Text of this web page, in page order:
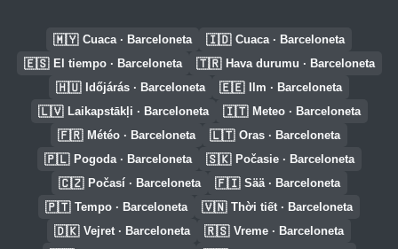
🇲🇾 Cuaca · Barceloneta 🇮🇩 Cuaca · Barceloneta
🇪🇸 El tiempo · Barceloneta 🇹🇷 Hava durumu · Barceloneta
🇭🇺 Időjárás · Barceloneta 🇪🇪 Ilm · Barceloneta
🇱🇻 Laikapstākļi · Barceloneta 🇮🇹 Meteo · Barceloneta
🇫🇷 Météo · Barceloneta 🇱🇹 Oras · Barceloneta
🇵🇱 Pogoda · Barceloneta 🇸🇰 Počasie · Barceloneta
🇨🇿 Počasí · Barceloneta 🇫🇮 Sää · Barceloneta
🇵🇹 Tempo · Barceloneta 🇻🇳 Thời tiết · Barceloneta
🇩🇰 Vejret · Barceloneta 🇷🇸 Vreme · Barceloneta